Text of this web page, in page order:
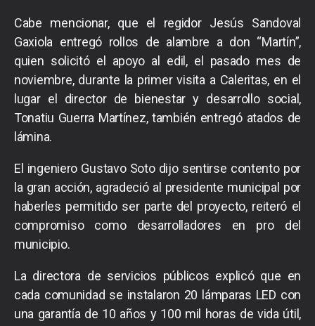
Cabe mencionar, que el regidor Jesús Sandoval
Gaxiola entregó rollos de alambre a don “Martín”,
quien solicitó el apoyo al edil, el pasado mes de
noviembre, durante la primer visita a Caleritas, en el
lugar el director de bienestar y desarrollo social,
Tonatiu Guerra Martínez, también entregó atados de
lámina.
El ingeniero Gustavo Soto dijo sentirse contento por
la gran acción, agradeció al presidente municipal por
haberles permitido ser parte del proyecto, reiteró el
compromiso como desarrolladores en pro del
municipio.
La directora de servicios públicos explicó que en
cada comunidad se instalaron 20 lámparas LED con
una garantía de 10 años y 100 mil horas de vida útil,